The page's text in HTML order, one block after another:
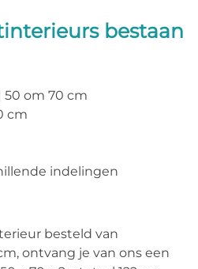
bestaan
om 70 cm
cm
indelingen
besteld van
ontvang je van ons een